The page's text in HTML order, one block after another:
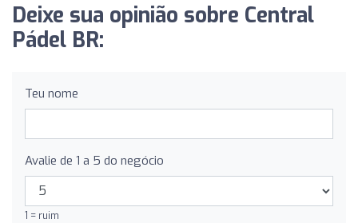
Deixe sua opinião sobre Central
Pádel BR:
Teu nome
Avalie de 1 a 5 do negócio
1 = ruim